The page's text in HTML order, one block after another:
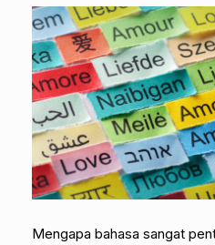
Mengapa bahasa sangat